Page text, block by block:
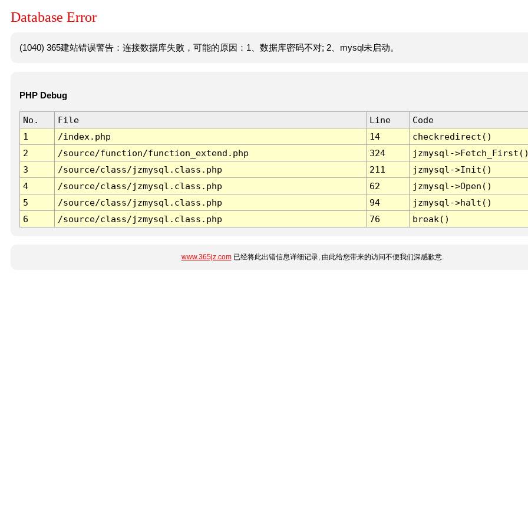
Database Error
(1040) 365建站错误警告：连接数据库失败，可能的原因：1、数据库密码不对; 2、mysql未启动。
PHP Debug
No. File Line
Code
1
/index.php 14
checkredirect()
2
/source/function/function_extend.php 324
jzmysql-
3
/source/class/jzmysql.class.php 211
jzmysql->Init()
4
/source/class/jzmysql.class.php 62
jzmysql->Open()
5
/source/class/jzmysql.class.php 94
jzmysql->halt()
6
/source/class/jzmysql.class.php 76 break()
www.365jz.com已经将此出错信息详细记录, 由此给您带来的访问不便我们深感歉意.